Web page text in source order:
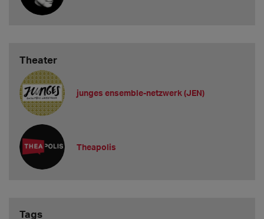
Theater
junges ensemble-netzwerk (JEN)
Theapolis
Tags